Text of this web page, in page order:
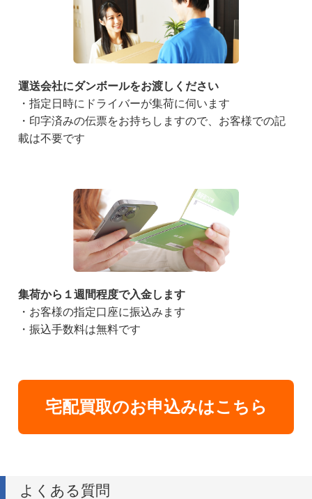
運送会社にダンボールをお渡しください
・指定日時にドライバーが集荷に伺います
・印字済みの伝票をお持ちしますので、お客様での記
載は不要です
集荷から１週間程度で入金します
・お客様の指定口座に振込みます
・振込手数料は無料です
宅配買取のお申込みはこちら
よくある質問